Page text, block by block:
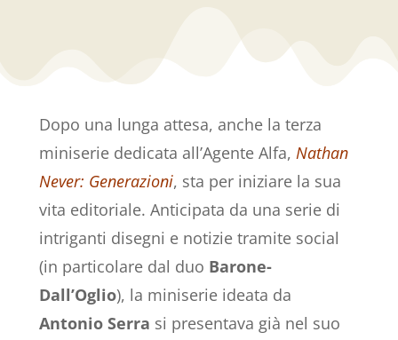
Dopo una lunga attesa, anche la terza
miniserie dedicata all’Agente Alfa, Nathan
Never: Generazioni, sta per iniziare la sua
vita editoriale. Anticipata da una serie di
intriganti disegni e notizie tramite social
(in particolare dal duo Barone-
Dall’Oglio), la miniserie ideata da
Antonio Serra si presentava già nel suo